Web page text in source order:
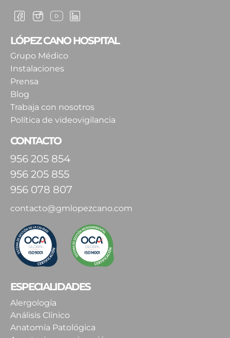
LÓPEZ CANO HOSPITAL
Grupo Médico
Instalaciones
Prensa
Blog
Trabaja con nosotros
Política de videovigilancia
CONTACTO
956 205 854
956 205 855
956 078 807
contacto@gmlopezcano.com
ESPECIALIDADES
Alergología
Análisis Clínico
Anatomía Patológica